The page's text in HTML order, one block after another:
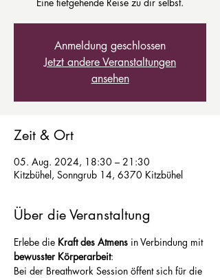
Anmeldung geschlossen
Jetzt andere Veranstaltungen
ansehen
Zeit & Ort
05. Aug. 2024, 18:30 – 21:30
Kitzbühel, Sonngrub 14, 6370 Kitzbühel
Über die Veranstaltung
Erlebe die Kraft des Atmens in Verbindung mit
bewusster Körperarbeit:
Bei der Breathwork Session öffent sich für die